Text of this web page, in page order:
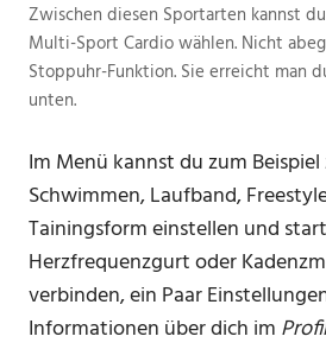
Zwischen diesen Sportarten kannst
Multi-Sport Cardio wählen. Nicht
Stoppuhr-Funktion. Sie erreicht man
unten.
Im Menü kannst du zum
Schwimmen, Laufband,
Tainingsform einstellen und
Herzfrequenzgurt oder
verbinden, ein Paar
Informationen über dich im Profil